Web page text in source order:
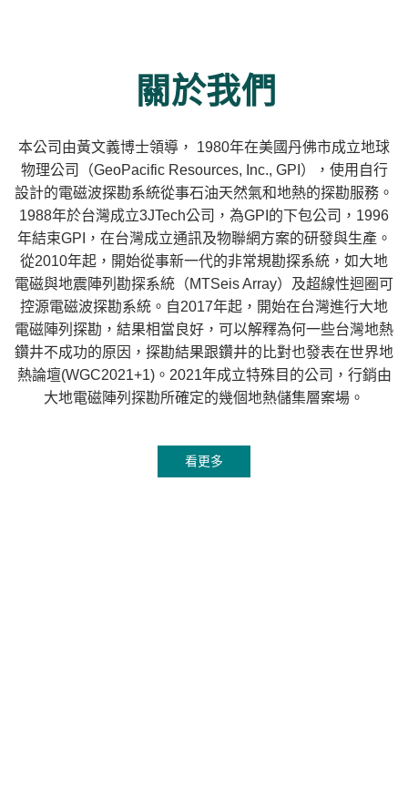
關於我們
本公司由黃文義博士領導， 1980年在美國丹佛市成立地球
物理公司（GeoPacific Resources, Inc., GPI），使用自行
設計的電磁波探勘系統從事石油天然氣和地熱的探勘服務。
1988年於台灣成立3JTech公司，為GPI的下包公司，1996
年結束GPI，在台灣成立通訊及物聯網方案的研發與生產。
從2010年起，開始從事新一代的非常規勘探系統，如大地
電磁與地震陣列勘探系統（MTSeis Array）及超線性迴圈可
控源電磁波探勘系統。自2017年起，開始在台灣進行大地
電磁陣列探勘，結果相當良好，可以解釋為何一些台灣地熱
鑽井不成功的原因，探勘結果跟鑽井的比對也發表在世界地
熱論壇(WGC2021+1)。2021年成立特殊目的公司，行銷由
大地電磁陣列探勘所確定的幾個地熱儲集層案場。
看更多